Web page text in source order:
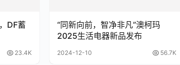
DF蓄
23.4K
“同新向前，智净非凡”澳柯玛
2025生活电器新品发布
2024-12-10 56.7K